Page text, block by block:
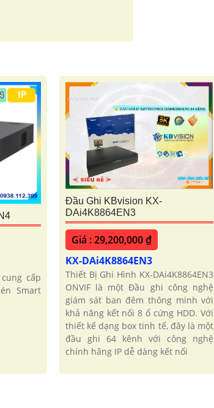
cấp
Smart
Đầu Ghi KBvision KX-
DAi4K8864EN3
Giá : 29,200,000 ₫
KX-DAi4K8864EN3
Thiết Bị Ghi Hình KX-DAi4K8864EN3
ONVIF là một Đầu ghi công nghệ
giám sát ban đêm thông minh với
khả năng kết nối 8 ổ cứng HDD. Với
thiết kế dạng box tinh tế, đây là một
đầu ghi 64 kênh với công nghệ
chính hãng IP dễ dàng kết nối